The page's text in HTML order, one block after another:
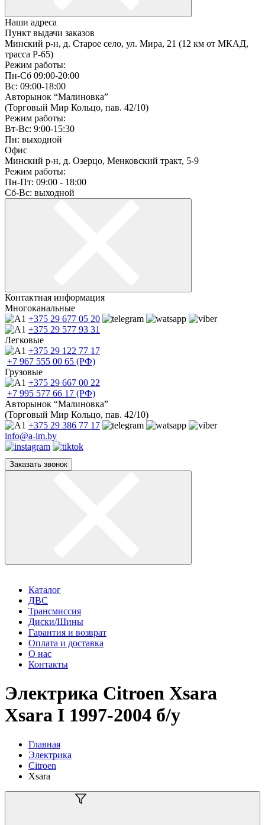
Наши адреса
Пункт выдачи заказов
Минский р-н, д. Старое село, ул. Мира, 21 (12 км от МКАД,
трасса P-65)
Режим работы:
Пн-Сб 09:00-20:00
Вс: 09:00-18:00
Авторынок “Малиновка”
(Торговый Мир Кольцо, пав. 42/10)
Режим работы:
Вт-Вс: 9:00-15:30
Пн: выходной
Офис
Минский р-н, д. Озерцо, Менковский тракт, 5-9
Режим работы:
Пн-Пт: 09:00 - 18:00
Сб-Вс: выходной
Контактная информация
Многоканальные
+375 29 677 05 20
+375 29 577 93 31
Легковые
+375 29 122 77 17
+7 967 555 00 65 (РФ)
Грузовые
+375 29 667 00 22
+7 995 577 66 17 (РФ)
Авторынок “Малиновка”
(Торговый Мир Кольцо, пав. 42/10)
+375 29 386 77 17
info@a-im.by
Заказать звонок
Каталог
ДВС
Трансмиссия
Диски/Шины
Гарантия и возврат
Оплата и доставка
О нас
Контакты
Электрика Citroen Xsara
Xsara I 1997-2004 б/у
Главная
Электрика
Citroen
Xsara